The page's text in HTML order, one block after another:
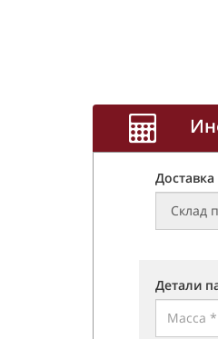
Доставка
Детали